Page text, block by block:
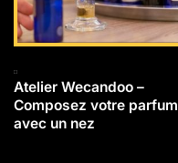
Atelier Wecandoo –
Composez votre parfum
avec un nez